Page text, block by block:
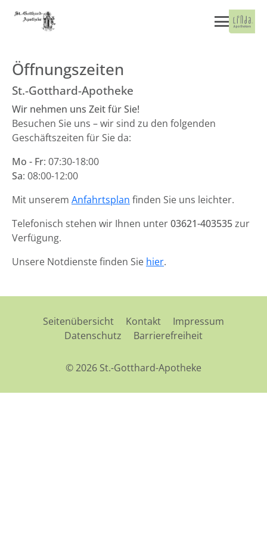
Öffnungszeiten
St.-Gotthard-Apotheke
Wir nehmen uns Zeit für Sie!
Besuchen Sie uns – wir sind zu den folgenden
Geschäftszeiten für Sie da:
Mo - Fr: 07:30-18:00
Sa: 08:00-12:00
Mit unserem Anfahrtsplan finden Sie uns leichter.
Telefonisch stehen wir Ihnen unter03621-403535zur
Verfügung.
Unsere Notdienste finden Sie hier.
Seitenübersicht Kontakt
Impressum
Datenschutz
Barrierefreiheit
© 2026 St.-Gotthard-Apotheke